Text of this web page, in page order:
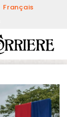
Français